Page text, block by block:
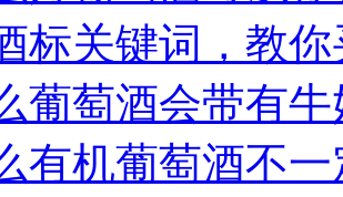
标关键词，教
葡萄酒会带有
有机葡萄酒不